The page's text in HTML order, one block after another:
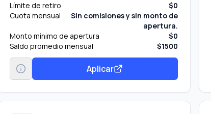
Límite de retiro
$0
Cuota mensual
Sin comisiones y sin monto de
apertura.
Monto mínimo de apertura
$0
Saldo promedio mensual
$1500
Aplicar